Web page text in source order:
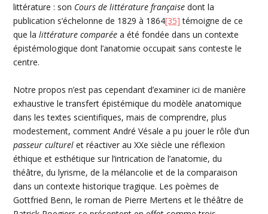
littérature : son Cours de littérature française dont la
publication s’échelonne de 1829 à 1864[35] témoigne de ce
que lalittérature comparée a été fondée dans un contexte
épistémologique dont l’anatomie occupait sans conteste le
centre.
Notre propos n’est pas cependant d’examiner ici de manière
exhaustive le transfert épistémique du modèle anatomique
dans les textes scientifiques, mais de comprendre, plus
modestement, comment André Vésale a pu jouer le rôle d’un
passeur culturel et réactiver au XXe siècle une réflexion
éthique et esthétique sur l’intrication de l’anatomie, du
théâtre, du lyrisme, de la mélancolie et de la comparaison
dans un contexte historique tragique. Les poèmes de
Gottfried Benn, le roman de Pierre Mertens et le théâtre de